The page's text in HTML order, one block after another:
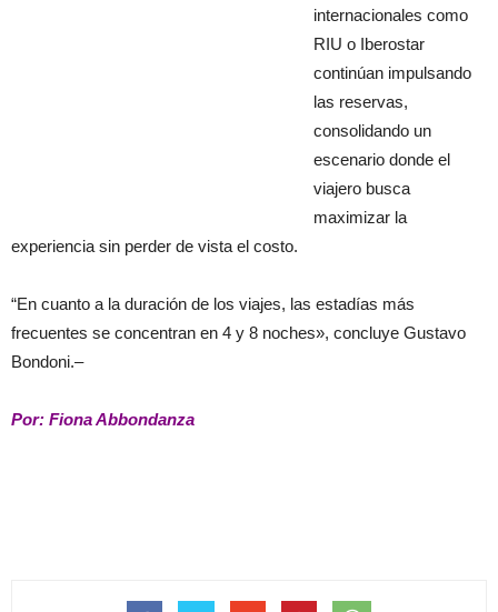
internacionales como
RIU o Iberostar
continúan impulsando
las reservas,
consolidando un
escenario donde el
viajero busca
maximizar la
experiencia sin perder de vista el costo.
“En cuanto a la duración de los viajes, las estadías más
frecuentes se concentran en 4 y 8 noches», concluye Gustavo
Bondoni.–
Por: Fiona Abbondanza